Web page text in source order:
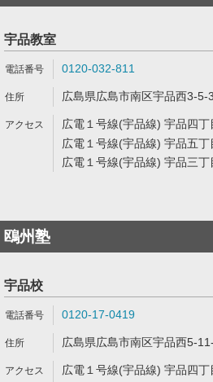
宇品教室
0120-032-811
広島県広島市南区宇品西3-5-
広電１号線(宇品線) 宇品四
広電１号線(宇品線) 宇品五
広電１号線(宇品線) 宇品三
鴎州塾
宇品校
0120-17-0419
広島県広島市南区宇品西5-
広電１号線(宇品線) 宇品四